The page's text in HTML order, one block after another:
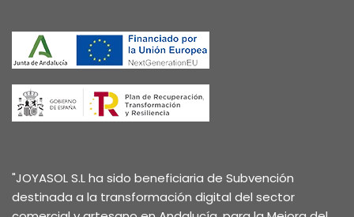
"JOYASOL S.L ha sido beneficiaria de Subvención
destinada a la transformación digital del sector